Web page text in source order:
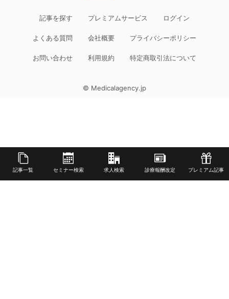
記事一覧 セミナー検索 求人検索 診療報酬改定 プレミアム記事
記事を探す プレミアムサービス ログイン
よくある質問 会社概要 プライバシーポリシー
お問い合わせ 利用規約 特定商取引法について
© Medicalagency.jp